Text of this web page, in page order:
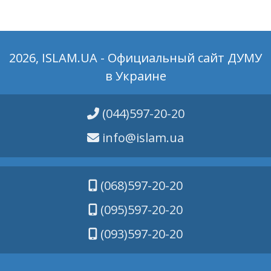
2026, ISLAM.UA - Официальный сайт ДУМУ
в Украине
(044)597-20-20
info@islam.ua
(068)597-20-20
(095)597-20-20
(093)597-20-20